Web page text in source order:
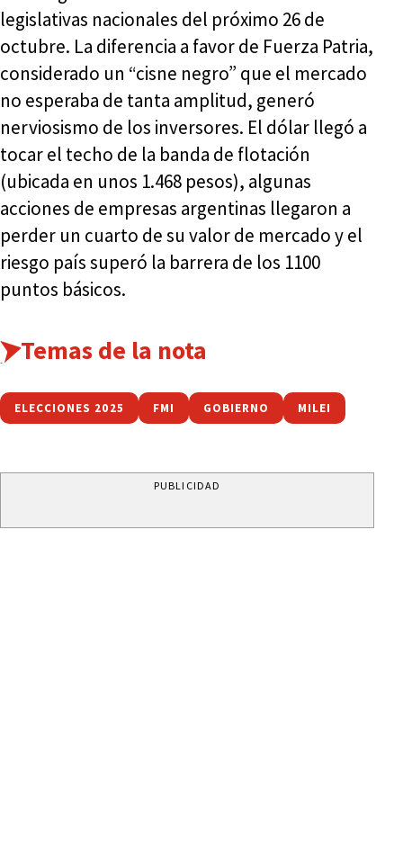
legislativas nacionales del próximo 26 de
octubre. La diferencia a favor de Fuerza Patria,
considerado un “cisne negro” que el mercado
no esperaba de tanta amplitud, generó
nerviosismo de los inversores. El dólar llegó a
tocar el techo de la banda de flotación
(ubicada en unos 1.468 pesos), algunas
acciones de empresas argentinas llegaron a
perder un cuarto de su valor de mercado y el
riesgo país superó la barrera de los 1100
puntos básicos.
Temas de la nota
ELECCIONES 2025 FMI GOBIERNO MILEI
PUBLICIDAD